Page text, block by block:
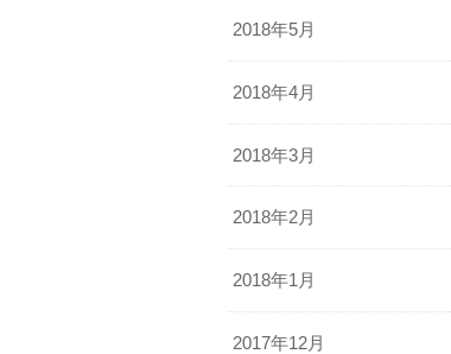
2018年5月
2018年4月
2018年3月
2018年2月
2018年1月
2017年12月